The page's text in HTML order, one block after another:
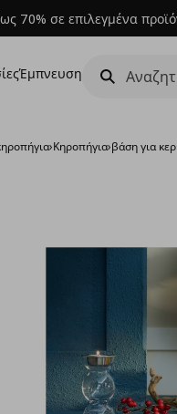
70% σε επιλεγμένα
Έμπνευση
›Κηροπήγια›βάση για